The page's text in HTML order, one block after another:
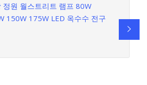
정원 월스트리트 램프 80W
150W 175W LED 옥수수 전구